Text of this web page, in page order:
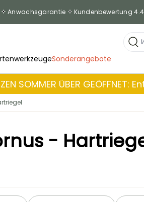
Anwachsgarantie Kundenbewertung
Sonderangebote
SOMMER ÜBER
-